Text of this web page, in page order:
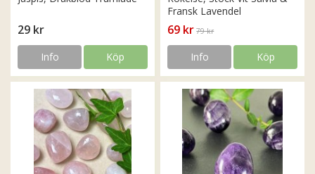
29 kr
Info Köp
Fransk Lavendel
69 kr 79 kr
Info Köp